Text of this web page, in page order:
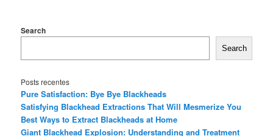
Search
Search
Posts recentes
Pure Satisfaction: Bye Bye Blackheads
Satisfying Blackhead Extractions That Will Mesmerize You
Best Ways to Extract Blackheads at Home
Giant Blackhead Explosion: Understanding and Treatment